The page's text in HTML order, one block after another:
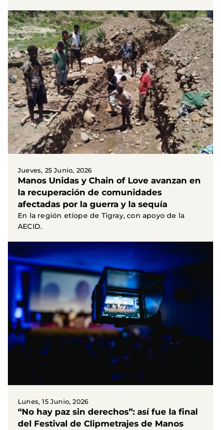
Jueves, 25 Junio, 2026
Manos Unidas y Chain of Love avanzan en
la recuperación de comunidades
afectadas por la guerra y la sequía
En la región etíope de Tigray, con apoyo de la
AECID.
Lunes, 15 Junio, 2026
“No hay paz sin derechos”: así fue la final
del Festival de Clipmetrajes de Manos